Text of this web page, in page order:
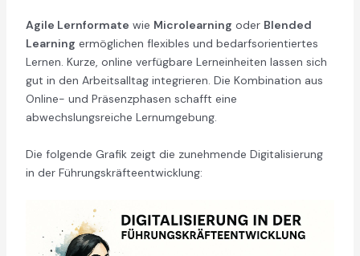
Agile Lernformate wie Microlearning oder Blended
Learning ermöglichen flexibles und bedarfsorientiertes
Lernen. Kurze, online verfügbare Lerneinheiten lassen sich
gut in den Arbeitsalltag integrieren. Die Kombination aus
Online- und Präsenzphasen schafft eine
abwechslungsreiche Lernumgebung.
Die folgende Grafik zeigt die zunehmende Digitalisierung
in der Führungskräfteentwicklung: